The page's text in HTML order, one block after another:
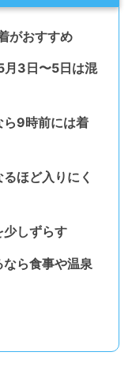
がおすすめ
3日〜5日は混
ら9時前には着
ほど入りにく
少しずらす
ら食事や温泉